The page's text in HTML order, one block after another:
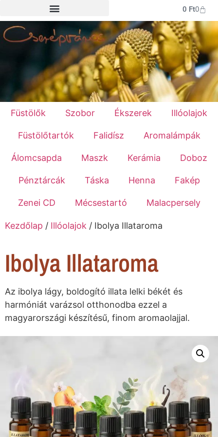
0 Ft0
Füstölők Szobor Ékszerek Illóolajok
Füstölőtartók Falidísz Aromalámpák
Álomcsapda Maszk Kerámia Doboz
Pénztárcák Táska Henna Fakép
Zenei CD Mécsestartó Malacpersely
Kezdőlap / Illóolajok / Ibolya Illataroma
Ibolya Illataroma
Az ibolya lágy, boldogító illata lelki békét és
harmóniát varázsol otthonodba ezzel a
magyarországi készítésű, finom aromaolajjal.